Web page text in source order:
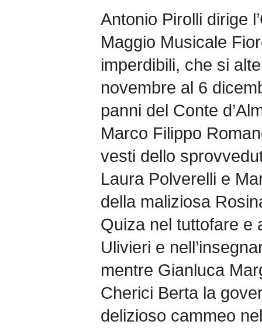
Antonio Pirolli dirige
Maggio Musicale
imperdibili, che si
novembre al 6
panni del Conte
Marco Filippo
vesti dello
Laura Polverelli e
della maliziosa
Quiza nel tuttofare e
Ulivieri e
mentre Gianluca
Cherici Berta la
delizioso cammeo